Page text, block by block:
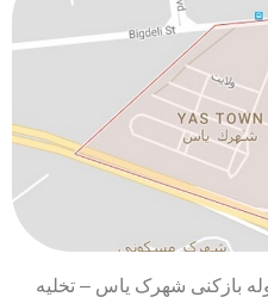
: 09127609500 – لوله بازکنی شهرک یاس – تخلیه